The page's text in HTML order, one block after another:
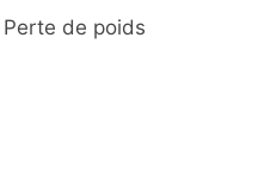
Perte de poids